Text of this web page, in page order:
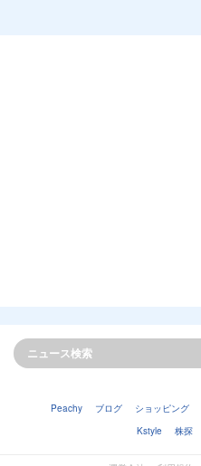
Peachy ブログ ショッピング
Kstyle
株探